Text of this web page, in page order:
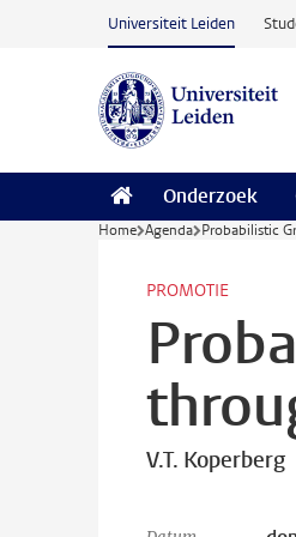
Ga naar hoofdinhoud
Universiteit Leiden
Onderzoek
Home Agenda Probabilistic
PROMOTIE
V.T. Koperberg